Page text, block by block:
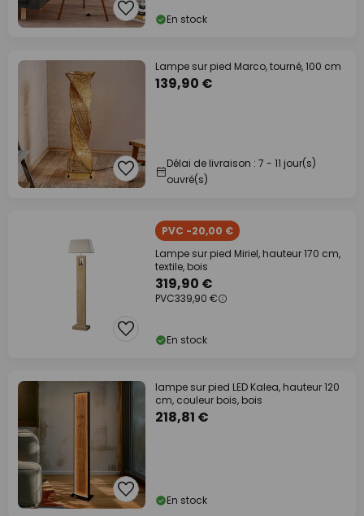
En stock
Lampe sur pied Marco, tourné, 100 cm
139,90 €
Délai de livraison : 7 - 11 jour(s)
ouvré(s)
PVC -20,00 €
Lampe sur pied Miriel, hauteur 170 cm,
textile, bois
319,90 €
PVC339,90 €
En stock
lampe sur pied LED Kalea, hauteur 120
cm, couleur bois, bois
218,81 €
En stock